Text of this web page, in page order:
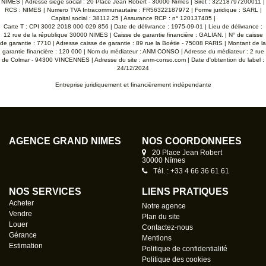
RCS : NIMES | Numero TVA Intracommunautaire : FR56322187972 | Forme juridique : SARL |
Capital social : 38112.25 | Assurance RCP : n° 120137405 |
Carte T : CPI 3002 2018 000 029 856 | Date de délivrance : 1975-09-01 | Lieu de délivrance :
12 rue de la république 30000 NIMES | Caisse de garantie financière : GALIAN. | N° de caisse
de garantie : 7710 | Adresse caisse de garantie : 89 rue la Boétie - 75008 PARIS | Montant de la
garantie financière : 120 000 | Nom du médiateur : ANM CONSO | Adresse du médiateur : 2 rue
de Colmar - 94300 VINCENNES | Adresse du site : anm-conso.com | Date d'obtention du label :
24/12/2024
Entreprise juridiquement et financièrement indépendante
AGENCE GRAND NÎMES NOS COORDONNÉES
20 Place Jean Robert
30000 Nîmes
Tél. : +33 4 66 36 61 61
NOS SERVICES
Acheter
Vendre
Louer
Gérance
Estimation
LIENS PRATIQUES
Notre agence
Plan du site
Contactez-nous
Mentions
Politique de confidentialité
Politique des cookies